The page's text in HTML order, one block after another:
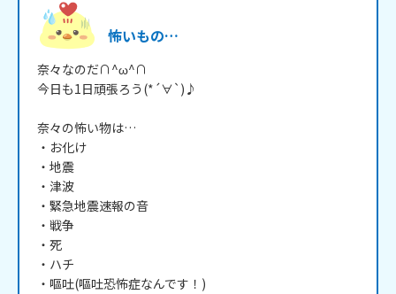
怖いもの…
奈々なのだ∩^ω^∩
今日も1日頑張ろう(*´∀`)♪
奈々の怖い物は…
・お化け
・地震
・津波
・緊急地震速報の音
・戦争
・死
・ハチ
・嘔吐(嘔吐恐怖症なんです！)